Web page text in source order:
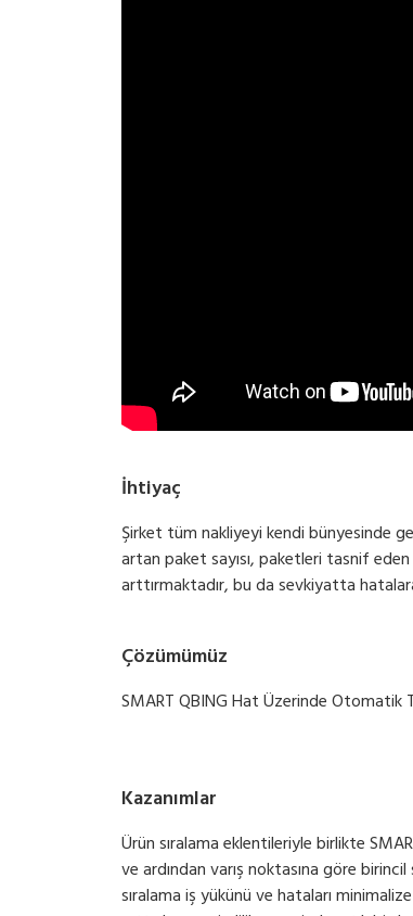
İhtiyaç
Şirket tüm nakliyeyi kendi bünyesinde
artan paket sayısı, paketleri tasnif
arttırmaktadır, bu da sevkiyatta
Çözümümüz
SMART QBING Hat Üzerinde Otomatik
Kazanımlar
Ürün sıralama eklentileriyle birlikte
ve ardından varış noktasına göre birincil
sıralama iş yükünü ve hataları